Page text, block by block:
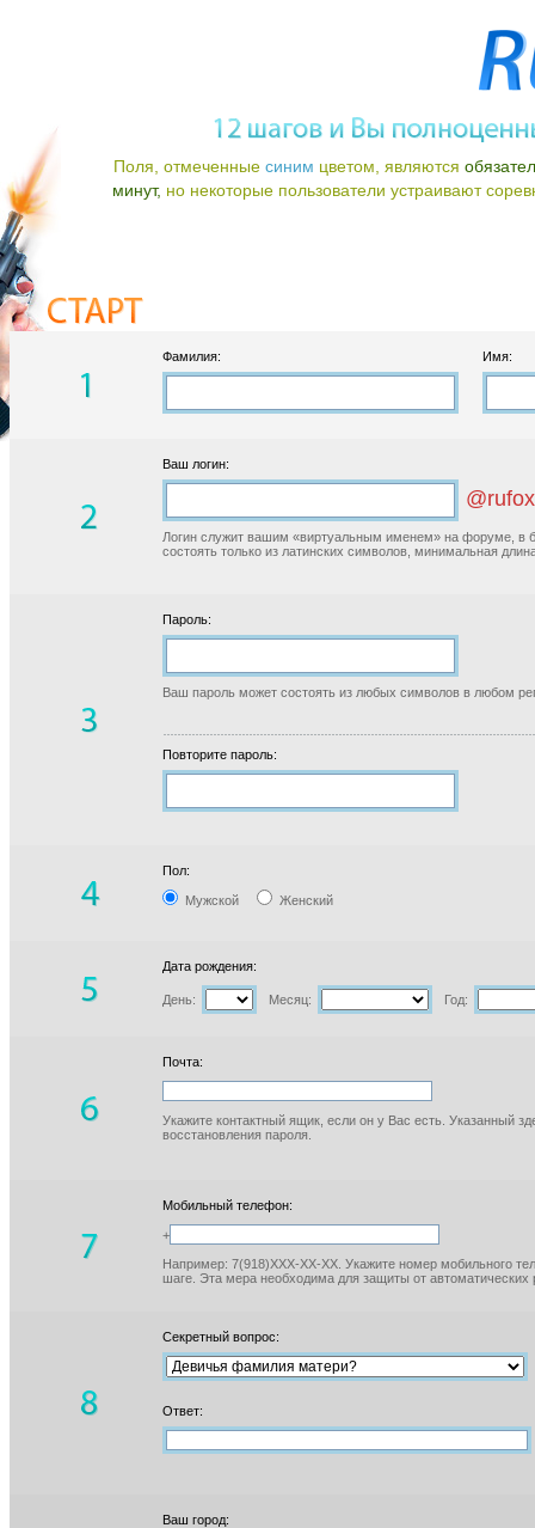
Поля, отмеченные синим цветом, являются
минут, но некоторые пользователи устраивают
Фамилия: Имя:
Ваш логин:
Логин служит вашим «виртуальным именем» на форуме, в
состоять только из латинских символов, минимальная
Пароль:
Ваш пароль может состоять из любых символов в любом
Повторите пароль:
Пол:
Мужской Женский
Дата рождения:
День: Месяц: Год:
Почта:
Укажите контактный ящик, если он у Вас есть. Указанный
восстановления пароля.
Мобильный телефон:
+
Например: 7(918)XXX-XX-XX. Укажите номер мобильного
шаге. Эта мера необходима для защиты от автоматических
Секретный вопрос:
Ответ:
Ваш город: